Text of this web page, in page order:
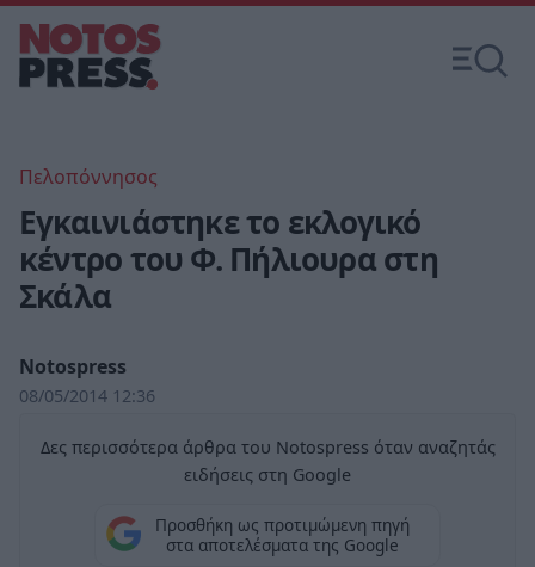
Πελοπόννησος
Εγκαινιάστηκε το εκλογικό
κέντρο του Φ. Πήλιουρα στη
Σκάλα
Notospress
08/05/2014 12:36
Δες περισσότερα άρθρα του Notospress όταν αναζητάς
ειδήσεις στη Google
Προσθήκη ως προτιμώμενη πηγή
στα αποτελέσματα της Google